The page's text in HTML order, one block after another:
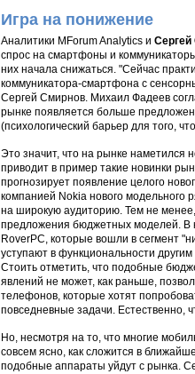
Игра на понижение
Аналитики MForum Analytics и
спрос на смартфоны и
них начала снижаться. "Сейчас
коммуникатора-смартфона с
Сергей Смирнов. Михаил Фадеев
рынке появляется больше
(психологический барьер для того,
Это значит, что на рынке
приводит в пример такие новинки
прогнозирует появление целого
компанией Nokia нового модельного
на широкую аудиторию. Тем не
предложения бюджетных моделей. В
RoverPC, которые вошли в сегмент
уступают в функциональности
Стоить отметить, что подобные
явлений не может, как раньше,
телефонов, которые хотят
повседневные задачи. Естественно,
Но, несмотря на то, что многие
совсем ясно, как сложится в
подобные аппараты уйдут с рынка.